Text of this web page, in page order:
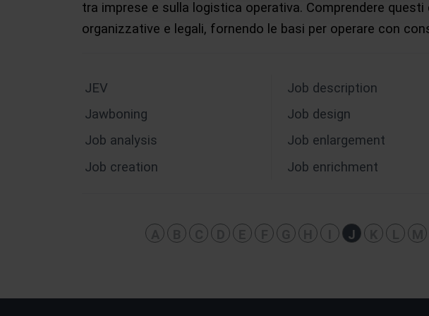
tra imprese e sulla logistica operativa. Comprendere
organizzative e legali, fornendo le basi per operare con
JEV
Jawboning
Job analysis
Job creation
Job description
Job design
Job enlargement
Job enrichment
J